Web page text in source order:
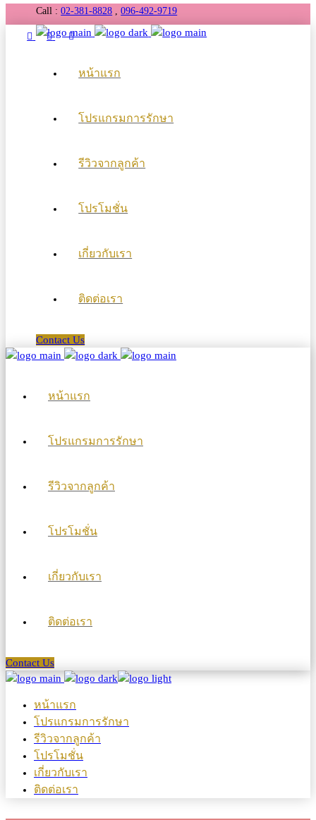
Call :02-381-8828 ,096-492-9719
หน้าแรก
โปรแกรมการรักษา
รีวิวจากลูกค้า
โปรโมชั่น
เกี่ยวกับเรา
ติดต่อเรา
Contact Us
หน้าแรก
โปรแกรมการรักษา
รีวิวจากลูกค้า
โปรโมชั่น
เกี่ยวกับเรา
ติดต่อเรา
Contact Us
หน้าแรก
โปรแกรมการรักษา
รีวิวจากลูกค้า
โปรโมชั่น
เกี่ยวกับเรา
ติดต่อเรา